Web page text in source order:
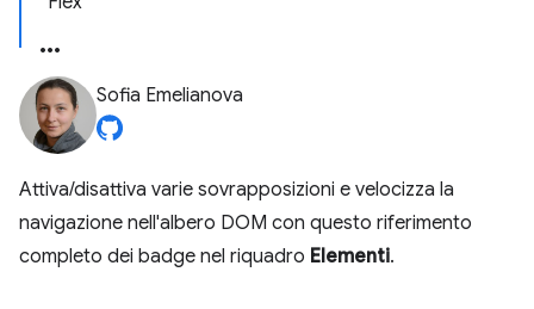
Sofia Emelianova
Attiva/disattiva varie sovrapposizioni e velocizza la
navigazione nell'albero DOM con questo riferimento
completo dei badge nel riquadro Elementi.